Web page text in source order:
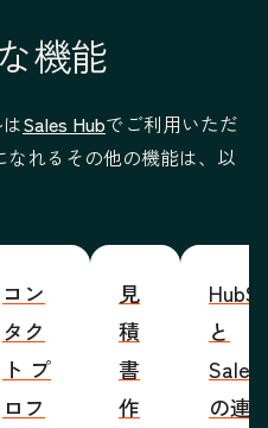
機能
Sales Hubでご利用いただ
なれるその他の機能は、以
コン
タク
ト プ
ロフ
見
積
書
作
と
の連